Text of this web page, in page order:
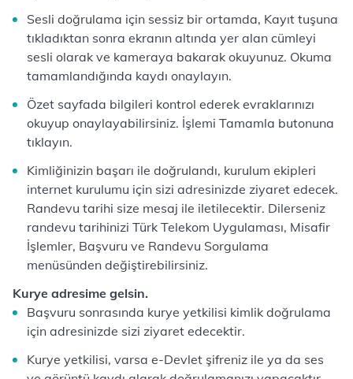
Sesli doğrulama için sessiz bir ortamda, Kayıt tuşuna
tıkladıktan sonra ekranın altında yer alan cümleyi
sesli olarak ve kameraya bakarak okuyunuz. Okuma
tamamlandığında kaydı onaylayın.
Özet sayfada bilgileri kontrol ederek evraklarınızı
okuyup onaylayabilirsiniz. İşlemi Tamamla butonuna
tıklayın.
Kimliğinizin başarı ile doğrulandı, kurulum ekipleri
internet kurulumu için sizi adresinizde ziyaret edecek.
Randevu tarihi size mesaj ile iletilecektir. Dilerseniz
randevu tarihinizi Türk Telekom Uygulaması, Misafir
İşlemler, Başvuru ve Randevu Sorgulama
menüsünden değiştirebilirsiniz.
Kurye adresime gelsin.
Başvuru sonrasında kurye yetkilisi kimlik doğrulama
için adresinizde sizi ziyaret edecektir.
Kurye yetkilisi, varsa e-Devlet şifreniz ile ya da ses